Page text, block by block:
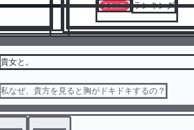
7
ランキング
貴女と。
私なぜ、貴方を見ると胸がドキドキするの？